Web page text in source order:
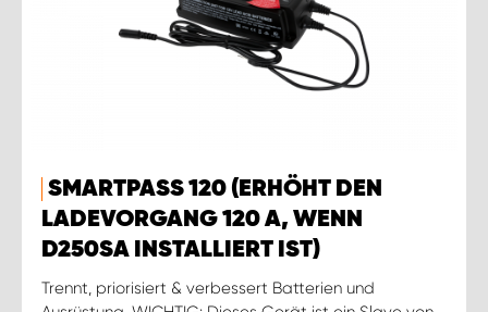
SMARTPASS 120 (ERHÖHT DEN
LADEVORGANG 120 A, WENN
D250SA INSTALLIERT IST)
Trennt, priorisiert & verbessert Batterien und